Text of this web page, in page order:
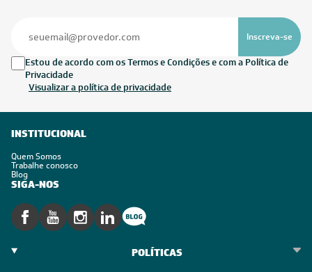
Inscreva-se
Estou de acordo com os Termos e Condições e com a Política de
Privacidade
Visualizar a política de privacidade
INSTITUCIONAL
Quem Somos
Trabalhe conosco
Blog
SIGA-NOS
POLÍTICAS